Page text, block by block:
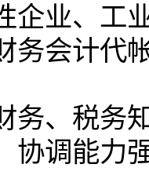
企业、工
务会计代
务、税务
协调能力